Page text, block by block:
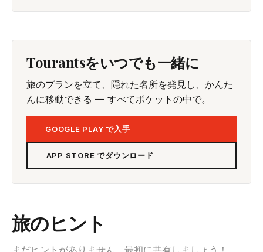
Tourantsをいつでも一緒に
旅のプランを立て、隠れた名所を発見し、かんた
んに移動できる — すべてポケットの中で。
GOOGLE PLAY で入手
APP STORE でダウンロード
旅のヒント
まだヒントがありません。最初に共有しましょう！